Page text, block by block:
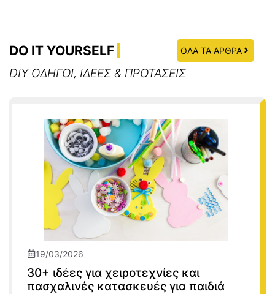
DO IT YOURSELF ΟΛΑ ΤΑ ΑΡΘΡΑ
DIY ΟΔΗΓΟΙ, ΙΔΕΕΣ & ΠΡΟΤΑΣΕΙΣ
19/03/2026
30+ ιδέες για χειροτεχνίες και
πασχαλινές κατασκευές για παιδιά